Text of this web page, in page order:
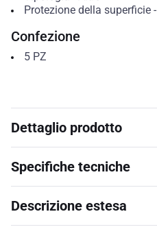
Protezione della superficie-
Confezione
5 PZ
Dettaglio prodotto
Specifiche tecniche
Descrizione estesa